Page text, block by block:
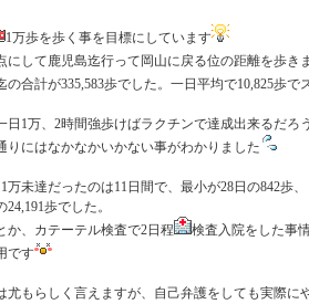
1万歩を歩く事を目標にしています
にして鹿児島迄行って岡山に戻る位の距離を歩き
の合計が335,583歩でした。一日平均で10,825歩で
日1万、2時間強歩けばラクチンで達成出来るだろ
りにはなかなかいかない事がわかりました
未達だったのは11日間で、最小が28日の842歩、
歩でした。
か、カテーテル検査で2日程
検査入院をした事
です
尤もらしく言えますが、自己弁護をしても実際に